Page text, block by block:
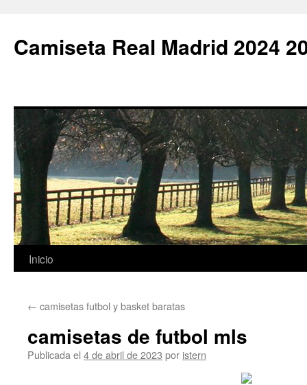
Camiseta Real Madrid 2024
Saltar
contenido
Inicio
← camisetas futbol y basket baratas
camisetas de futbol mls
Publicada el 4 de abril de 2023 por istern